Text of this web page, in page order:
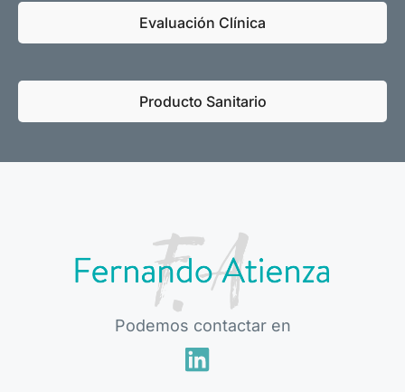
Evaluación Clínica
Producto Sanitario
Podemos contactar en